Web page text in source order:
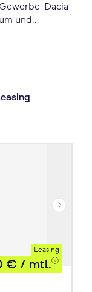
Dacia
und
willst.
Leasing
€ / mtl.